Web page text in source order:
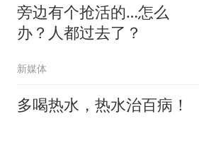
旁边有个抢活的…怎么
办？人都过去了？
新媒体
多喝热水，热水治百病！